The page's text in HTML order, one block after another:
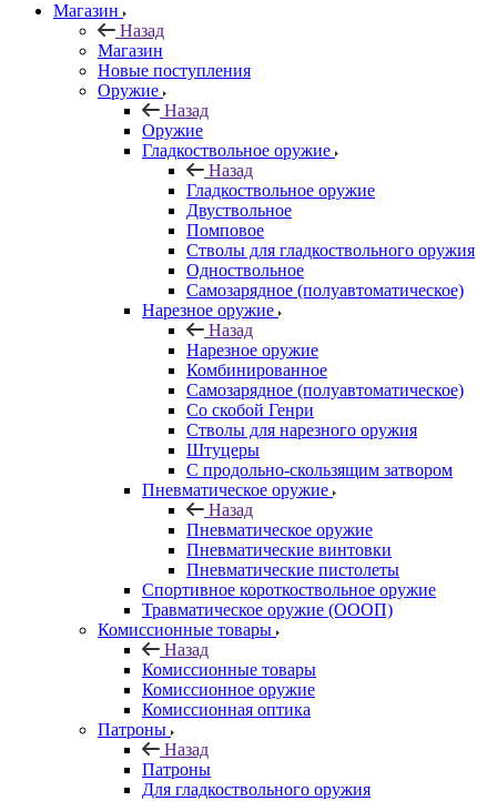
Магазин
Назад
Магазин
Новые поступления
Оружие
Назад
Оружие
Гладкоствольное оружие
Назад
Гладкоствольное оружие
Двуствольное
Помповое
Стволы для гладкоствольного оружия
Одноствольное
Самозарядное (полуавтоматическое)
Нарезное оружие
Назад
Нарезное оружие
Комбинированное
Самозарядное (полуавтоматическое)
Со скобой Генри
Стволы для нарезного оружия
Штуцеры
С продольно-скользящим затвором
Пневматическое оружие
Назад
Пневматическое оружие
Пневматические винтовки
Пневматические пистолеты
Спортивное короткоствольное оружие
Травматическое оружие (ОООП)
Комиссионные товары
Назад
Комиссионные товары
Комиссионное оружие
Комиссионная оптика
Патроны
Назад
Патроны
Для гладкоствольного оружия